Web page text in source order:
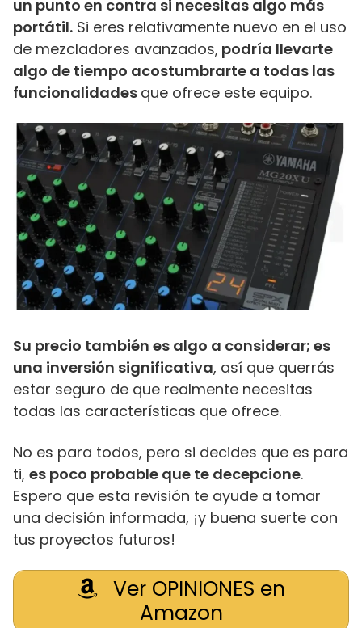
un punto en contra si necesitas algo más
portátil. Si eres relativamente nuevo en el uso
de mezcladores avanzados, podría llevarte
algo de tiempo acostumbrarte a todas las
funcionalidades que ofrece este equipo.
Su precio también es algo a considerar; es
una inversión significativa, así que querrás
estar seguro de que realmente necesitas
todas las características que ofrece.
No es para todos, pero si decides que es para
ti, es poco probable que te decepcione.
Espero que esta revisión te ayude a tomar
una decisión informada, ¡y buena suerte con
tus proyectos futuros!
Ver OPINIONES en
Amazon